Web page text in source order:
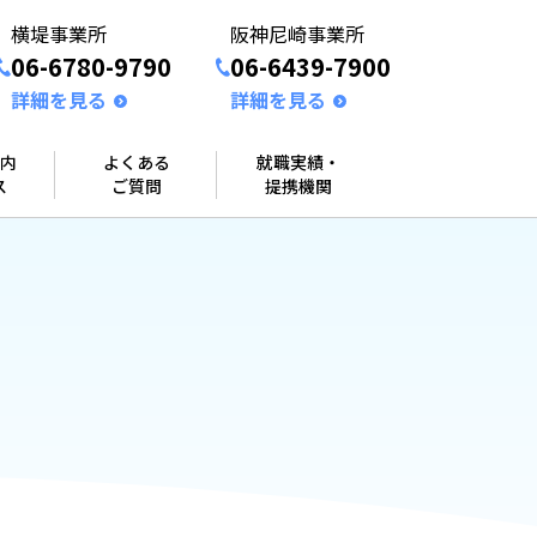
横堤事業所
06-6780-9790
詳細を見る
阪神尼崎事業所
06-6439-7900
詳細を見る
よくある
ご質問
就職実績・
提携機関